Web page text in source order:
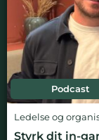
Podcast
Ledelse og
Styrk dit in-